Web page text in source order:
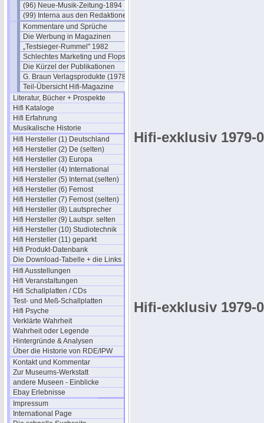
(96) Neue-Musik-Zeitung-1894
(99) Interna aus den Redaktionen
Kommentare und Sprüche
Die Werbung in Magazinen
„Testsieger-Rummel" 1982
Schlechtes Marketing und Flops
Die Kürzel der Publikationen
G. Braun Verlagsprodukte (1978)
Teil-Übersicht Hifi-Magazine
Literatur, Bücher + Prospekte
Hifi Kataloge
Hifi Erfahrung
Musikalische Historie
Hifi Hersteller (1) Deutschland
Hifi Hersteller (2) De (selten)
Hifi Hersteller (3) Europa
Hifi Hersteller (4) International
Hifi Hersteller (5) Internat.(selten)
Hifi Hersteller (6) Fernost
Hifi Hersteller (7) Fernost (selten)
Hifi Hersteller (8) Lautsprecher
Hifi Hersteller (9) Lautspr. selten
Hifi Hersteller (10) Studiotechnik
Hifi Hersteller (11) geparkt
Hifi Produkt-Datenbank
Die Download-Tabelle + die Links
Hifi Ausstellungen
Hifi Veranstaltungen
Hifi Schallplatten / CDs
Test- und Meß-Schallplatten
Hifi Psyche
Verklärte Wahrheit
Wahrheit oder Legende
Hintergründe & Analysen
Über die Historie von RDE/IPW
Kontakt und Kommentar
Zur Museums-Werkstatt
andere Museen - Einblicke
Ebay Erlebnisse
Impressum
International Page
Hifi-exklusiv 1979-
Hifi-exklusiv 1979-